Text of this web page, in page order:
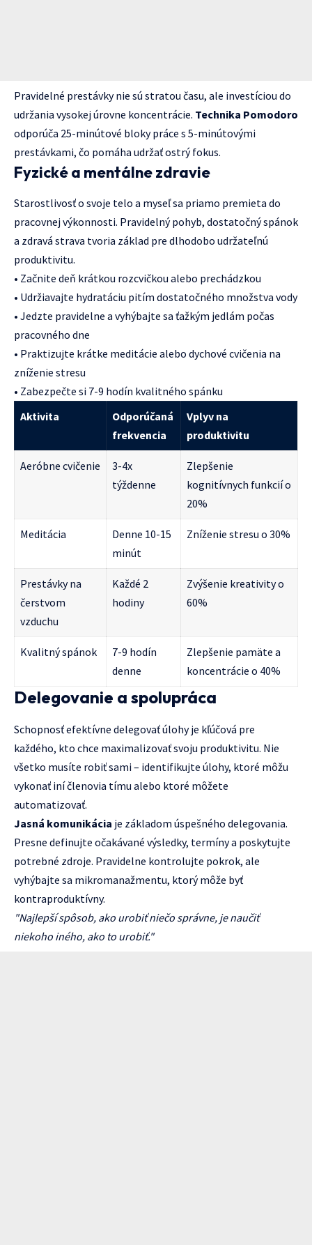
Pravidelné prestávky nie sú stratou času, ale investíciou do
udržania vysokej úrovne koncentrácie. Technika Pomodoro
odporúča 25-minútové bloky práce s 5-minútovými
prestávkami, čo pomáha udržať ostrý fokus.
Fyzické a mentálne zdravie
Starostlivosť o svoje telo a myseľ sa priamo premieta do
pracovnej výkonnosti. Pravidelný pohyb, dostatočný spánok
a zdravá strava tvoria základ pre dlhodobo udržateľnú
produktivitu.
• Začnite deň krátkou rozcvičkou alebo prechádzkou
• Udržiavajte hydratáciu pitím dostatočného množstva vody
• Jedzte pravidelne a vyhýbajte sa ťažkým jedlám počas
pracovného dne
• Praktizujte krátke meditácie alebo dychové cvičenia na
zníženie stresu
• Zabezpečte si 7-9 hodín kvalitného spánku
Aktivita
Odporúčaná
frekvencia
Vplyv na
produktivitu
Aeróbne cvičenie
3-4x
týždenne
Zlepšenie
kognitívnych funkcií o
20%
Meditácia
Denne 10-15
minút
Zníženie stresu o 30%
Prestávky na
čerstvom
vzduchu
Každé 2
hodiny
Zvýšenie kreativity o
60%
Kvalitný spánok
7-9 hodín
denne
Zlepšenie pamäte a
koncentrácie o 40%
Delegovanie a spolupráca
Schopnosť efektívne delegovať úlohy je kľúčová pre
každého, kto chce maximalizovať svoju produktivitu. Nie
všetko musíte robiť sami – identifikujte úlohy, ktoré môžu
vykonať iní členovia tímu alebo ktoré môžete
automatizovať.
Jasná komunikácia je základom úspešného delegovania.
Presne definujte očakávané výsledky, termíny a poskytujte
potrebné zdroje. Pravidelne kontrolujte pokrok, ale
vyhýbajte sa mikromanažmentu, ktorý môže byť
kontraproduktívny.
"Najlepší spôsob, ako urobiť niečo správne, je naučiť
niekoho iného, ako to urobiť."